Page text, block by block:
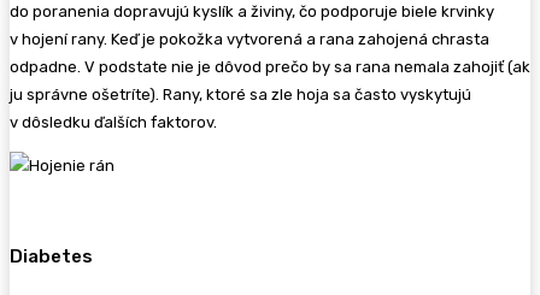
do poranenia dopravujú kyslík a živiny, čo podporuje biele krvinky
v hojení rany. Keď je pokožka vytvorená a rana zahojená chrasta
odpadne. V podstate nie je dôvod prečo by sa rana nemala zahojiť (ak
ju správne ošetríte). Rany, ktoré sa zle hoja sa často vyskytujú
v dôsledku ďalších faktorov.
Diabetes